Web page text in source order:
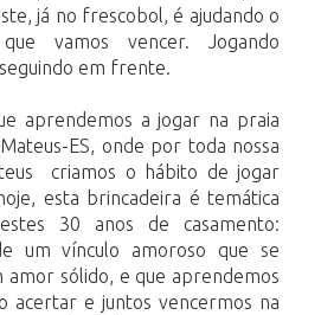
já no frescobol, é ajudando o
vamos vencer. Jogando
em frente.
aprendemos a jogar na praia
ES, onde por toda nossa
criamos o hábito de jogar
esta brincadeira é temática
30 anos de casamento:
um vínculo amoroso que se
sólido, e que aprendemos
acertar e juntos vencermos na